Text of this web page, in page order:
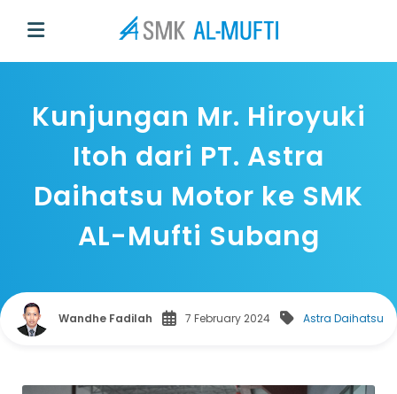
Kunjungan Mr. Hiroyuki
Itoh dari PT. Astra
Daihatsu Motor ke SMK
AL-Mufti Subang
Wandhe Fadilah 7 February 2024 Astra Daihatsu